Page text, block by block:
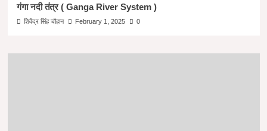
गंगा नदी तंत्र ( Ganga River System )
शिवेंद्र सिंह चौहान February 1, 2025 0